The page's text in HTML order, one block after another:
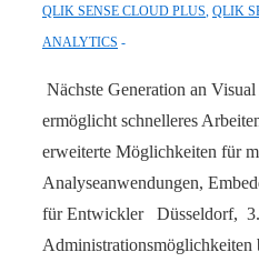
QLIK SENSE CLOUD PLUS QLIK
ANALYTICS
Nächste Generation an
ermöglicht schnelleres
erweiterte Möglichkeiten für
Analyseanwendungen,
für Entwickler Düsseldorf, 3.
Administrationsmöglichkeiten